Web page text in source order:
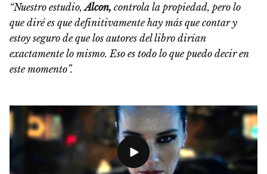
“Nuestro estudio,Alcon, controla la propiedad, pero lo
que diré es que definitivamente hay más que contar y
estoy seguro de que los autores del libro dirían
exactamente lo mismo. Eso es todo lo que puedo decir en
este momento”.